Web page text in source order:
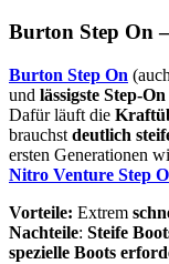
Burton Step On
Burton Step On
und lässigste Step-
Dafür läuft die
brauchst deutlich
ersten Generationen
Nitro Venture Step
Vorteile: Extrem
Nachteile: Steife
spezielle Boots